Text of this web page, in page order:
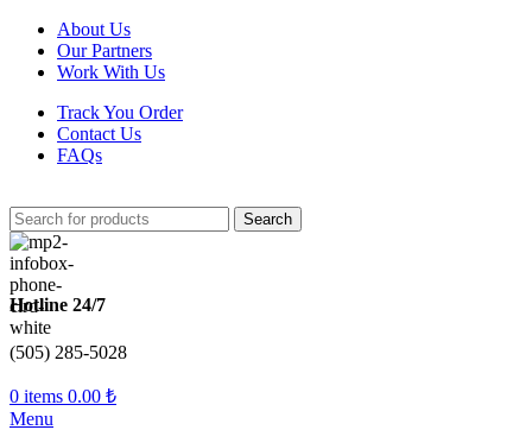
About Us
Our Partners
Work With Us
Track You Order
Contact Us
FAQs
Search
Hotline 24/7
(505) 285-5028
0 items 0.00 ₺
Menu